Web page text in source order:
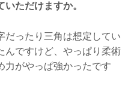
ただけますか。
ったり三角は想定してい
んですけど、やっぱり柔術
力がやっぱ強かったです